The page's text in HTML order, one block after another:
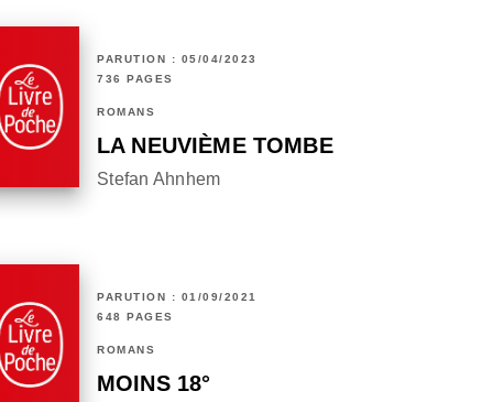
PARUTION : 05/04/2023
736 PAGES
ROMANS
LA NEUVIÈME TOMBE
Stefan Ahnhem
PARUTION : 01/09/2021
648 PAGES
ROMANS
MOINS 18°